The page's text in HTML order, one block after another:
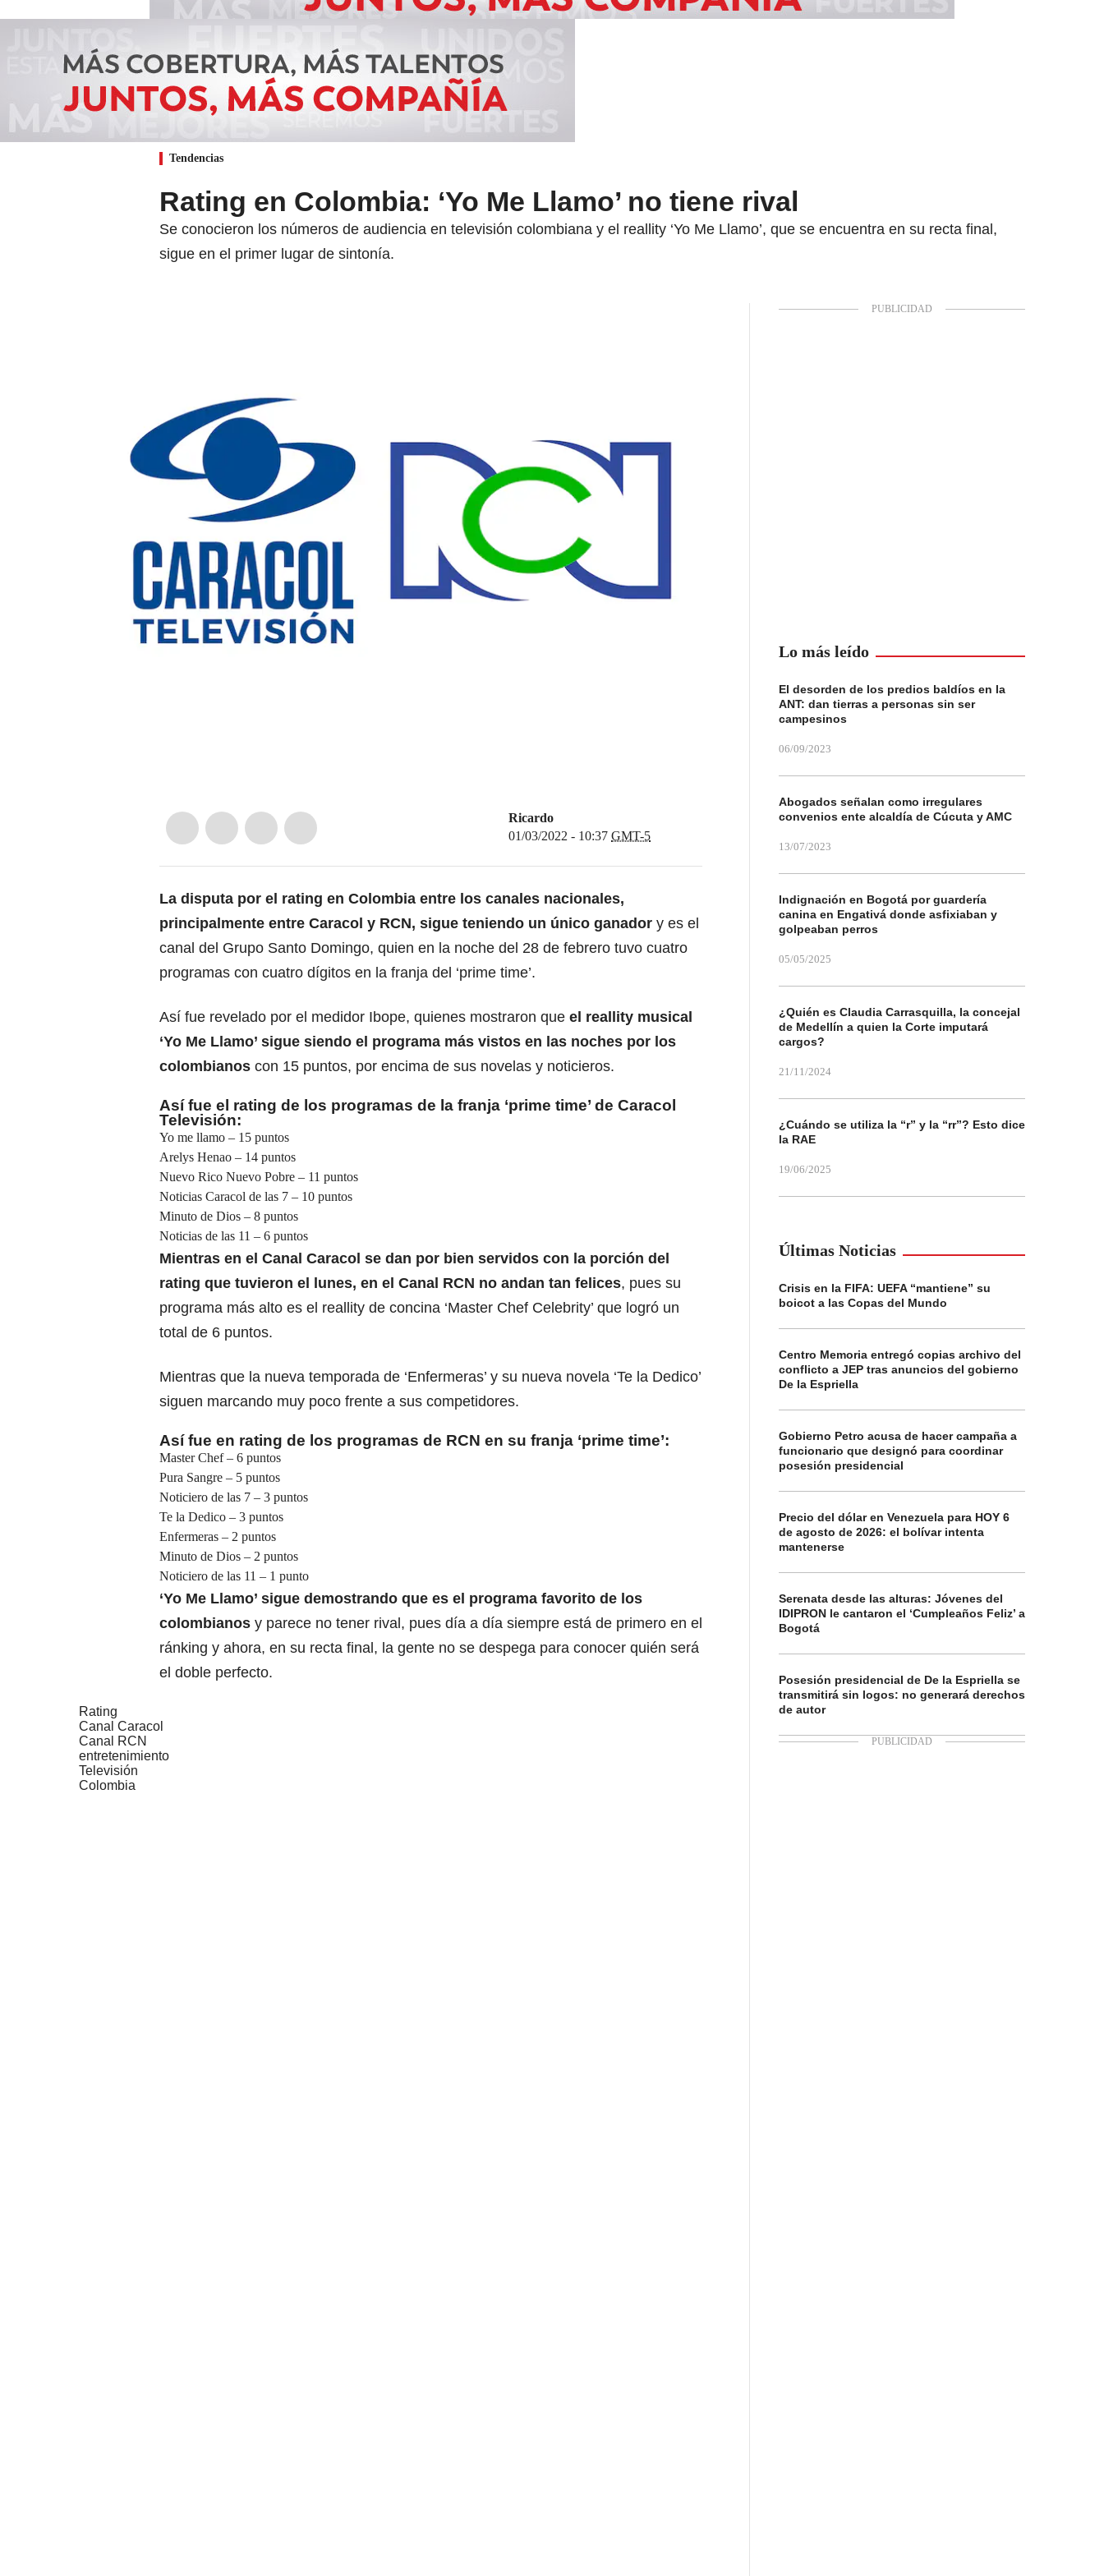
Tendencias
Rating en Colombia: ‘Yo Me Llamo’ no tiene rival
Se conocieron los números de audiencia en televisión colombiana y el reallity ‘Yo Me Llamo’, que se encuentra en su recta final,
sigue en el primer lugar de sintonía.
Ricardo
01/03/2022 - 10:37 GMT-5
La disputa por el rating en Colombia entre los canales nacionales,
principalmente entre Caracol y RCN, sigue teniendo un único ganador y es el
canal del Grupo Santo Domingo, quien en la noche del 28 de febrero tuvo cuatro
programas con cuatro dígitos en la franja del ‘prime time’.
Así fue revelado por el medidor Ibope, quienes mostraron que el reallity musical
‘Yo Me Llamo’ sigue siendo el programa más vistos en las noches por los
colombianos con 15 puntos, por encima de sus novelas y noticieros.
Así fue el rating de los programas de la franja ‘prime time’ de Caracol
Televisión:
Yo me llamo – 15 puntos
Arelys Henao – 14 puntos
Nuevo Rico Nuevo Pobre – 11 puntos
Noticias Caracol de las 7 – 10 puntos
Minuto de Dios – 8 puntos
Noticias de las 11 – 6 puntos
Mientras en el Canal Caracol se dan por bien servidos con la porción del
rating que tuvieron el lunes, en el Canal RCN no andan tan felices, pues su
programa más alto es el reallity de concina ‘Master Chef Celebrity’ que logró un
total de 6 puntos.
Mientras que la nueva temporada de ‘Enfermeras’ y su nueva novela ‘Te la Dedico’
siguen marcando muy poco frente a sus competidores.
Así fue en rating de los programas de RCN en su franja ‘prime time’:
Master Chef – 6 puntos
Pura Sangre – 5 puntos
Noticiero de las 7 – 3 puntos
Te la Dedico – 3 puntos
Enfermeras – 2 puntos
Minuto de Dios – 2 puntos
Noticiero de las 11 – 1 punto
‘Yo Me Llamo’ sigue demostrando que es el programa favorito de los
colombianos y parece no tener rival, pues día a día siempre está de primero en el
ránking y ahora, en su recta final, la gente no se despega para conocer quién será
el doble perfecto.
Rating
Canal Caracol
Canal RCN
entretenimiento
Televisión
Colombia
Lo más leído
El desorden de los predios baldíos en la
ANT: dan tierras a personas sin ser
campesinos
06/09/2023
Abogados señalan como irregulares
convenios ente alcaldía de Cúcuta y AMC
13/07/2023
Indignación en Bogotá por guardería
canina en Engativá donde asfixiaban y
golpeaban perros
05/05/2025
¿Quién es Claudia Carrasquilla, la concejal
de Medellín a quien la Corte imputará
cargos?
21/11/2024
¿Cuándo se utiliza la “r” y la “rr”? Esto dice
la RAE
19/06/2025
Últimas Noticias
Crisis en la FIFA: UEFA “mantiene” su
boicot a las Copas del Mundo
Centro Memoria entregó copias archivo del
conflicto a JEP tras anuncios del gobierno
De la Espriella
Gobierno Petro acusa de hacer campaña a
funcionario que designó para coordinar
posesión presidencial
Precio del dólar en Venezuela para HOY 6
de agosto de 2026: el bolívar intenta
mantenerse
Serenata desde las alturas: Jóvenes del
IDIPRON le cantaron el ‘Cumpleaños Feliz’ a
Bogotá
Posesión presidencial de De la Espriella se
transmitirá sin logos: no generará derechos
de autor